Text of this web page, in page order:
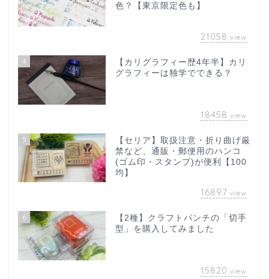
色？【東京限定色も】
21058 view
4
【カリグラフィー歴4年半】カリ
グラフィーは独学でできる？
18458 view
5
【セリア】取扱注意・折り曲げ厳
禁など、通販・郵便用のハンコ
(ゴム印・スタンプ)が便利【100
均】
16897 view
6
【2種】クラフトパンチの「切手
型」を購入してみました
15820 view